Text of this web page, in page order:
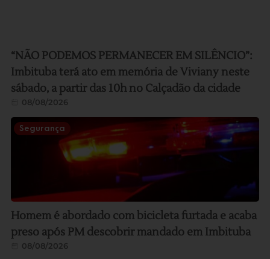
“NÃO PODEMOS PERMANECER EM SILÊNCIO”:
Imbituba terá ato em memória de Viviany neste
sábado, a partir das 10h no Calçadão da cidade
08/08/2026
Segurança
Homem é abordado com bicicleta furtada e acaba
preso após PM descobrir mandado em Imbituba
08/08/2026